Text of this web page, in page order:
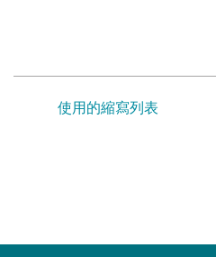
使用的縮寫列表